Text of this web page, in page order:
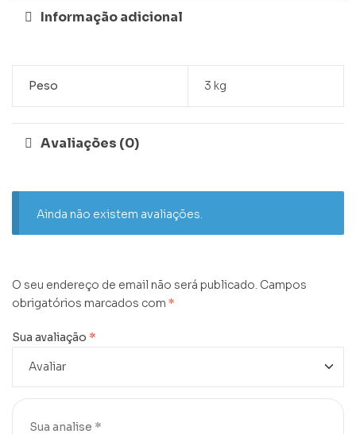
Informação adicional
Peso 3 kg
Avaliações (0)
Ainda não existem avaliações.
O seu endereço de email não será publicado. Campos
obrigatórios marcados com *
Sua avaliação *